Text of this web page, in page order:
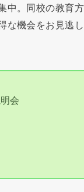
中。同校の教育
な機会をお見逃
会